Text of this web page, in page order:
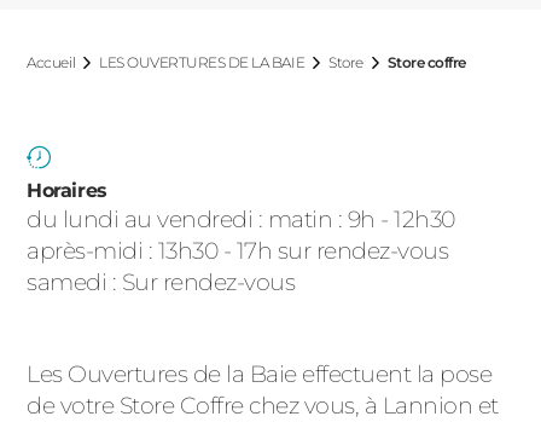
Accueil LES OUVERTURES DE LA BAIE Store Store coffre
Horaires
du lundi au vendredi : matin : 9h - 12h30
après-midi : 13h30 - 17h sur rendez-vous
samedi : Sur rendez-vous
Les Ouvertures de la Baie effectuent la pose
de votre Store Coffre chez vous, à Lannion et